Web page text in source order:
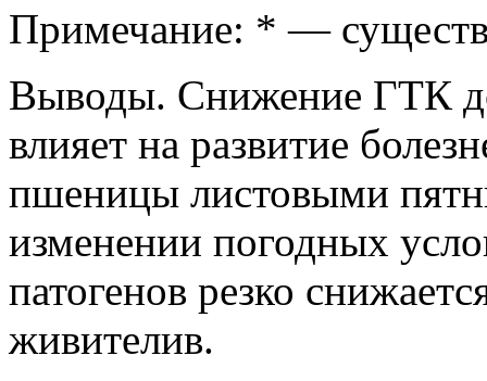
Примечание: * —
Выводы. Снижение ГТК
влияет на развитие
пшеницы листовыми
изменении погодных
патогенов резко
живителив.